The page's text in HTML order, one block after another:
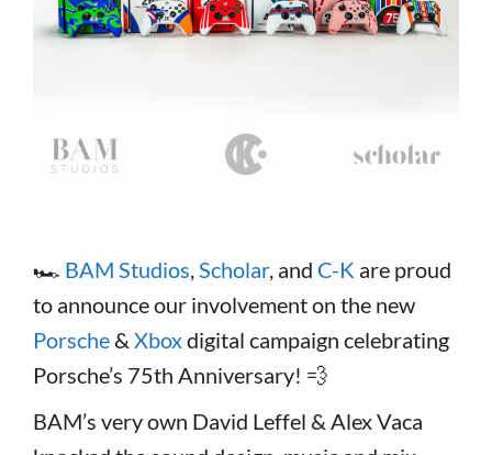
🏎️ BAM Studios,Scholar, and C-K are proud
to announce our involvement on the new
Porsche& Xboxdigital campaign celebrating
Porsche’s 75th Anniversary! 💨
BAM’s very own David Leffel & Alex Vaca